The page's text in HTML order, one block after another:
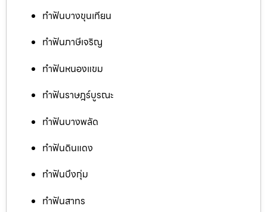
ทำฟันบางขุนเทียน
ทำฟันภาษีเจริญ
ทำฟันหนองแขม
ทำฟันราษฎร์บูรณะ
ทำฟันบางพลัด
ทำฟันดินแดง
ทำฟันบึงกุ่ม
ทำฟันสาทร